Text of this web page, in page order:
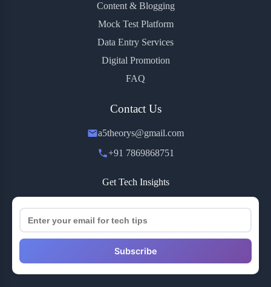
Content & Blogging
Mock Test Platform
Data Entry Services
Digital Promotion
FAQ
Contact Us
a5theorys@gmail.com
+91 7869868751
Get Tech Insights
Subscribe